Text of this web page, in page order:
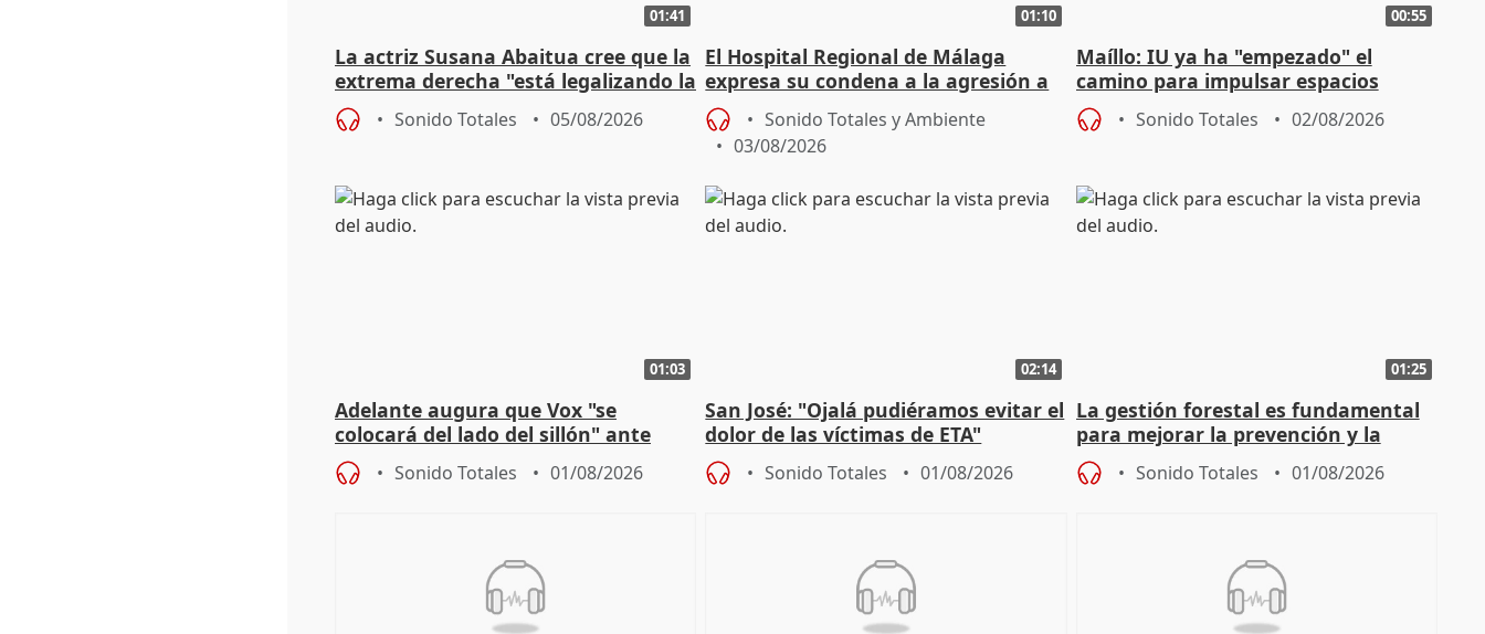
01:41
La actriz Susana Abaitua cree que la
extrema derecha "está legalizando la
homofobia"
Sonido Totales 05/08/2026
01:10
El Hospital Regional de Málaga
expresa su condena a la agresión a
dos enfermeras de Urgencias
Sonido Totales y Ambiente
03/08/2026
00:55
Maíllo: IU ya ha "empezado" el
camino para impulsar espacios
unitarios para las municipales
Sonido Totales 02/08/2026
01:03
Adelante augura que Vox "se
colocará del lado del sillón" ante
iniciativas de la oposición
Sonido Totales 01/08/2026
02:14
San José: "Ojalá pudiéramos evitar el
dolor de las víctimas de ETA"
Sonido Totales 01/08/2026
01:25
La gestión forestal es fundamental
para mejorar la prevención y la
actuación frente a incendios
Sonido Totales 01/08/2026